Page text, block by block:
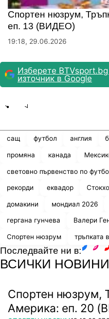
Спортен нюзрум,
еп. 13 (ВИДЕО)
19:18, 29.06.2026
Изберете
източник в Google
сащ футбол англия
промяна канада
световно първенство по
рекорди еквадор
домакини мондиал 2026
гергана гунчева Валери
Спортен нюзрум тръпката
Последвайте ни в:
ВСИЧКИ НОВИНИ
Спортен нюзрум,
Америка: еп. 20